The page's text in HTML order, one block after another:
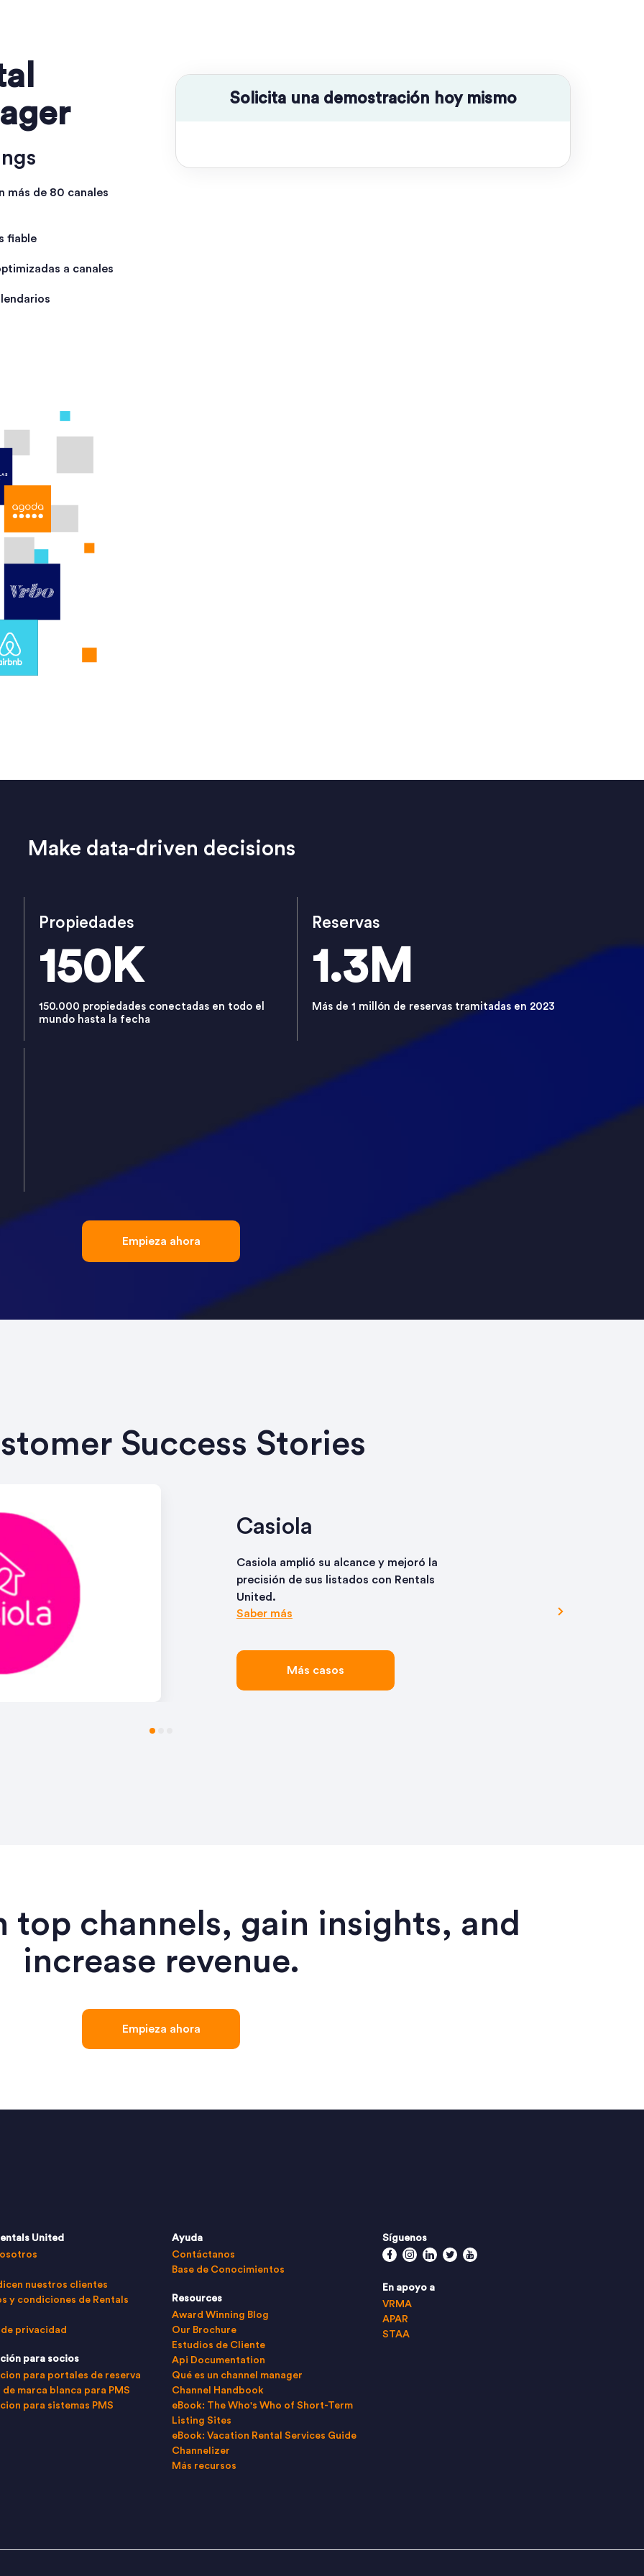
más de 80 canales
fiable
a canales
Solicita una demostración hoy mismo
Make data-driven decisions
Propiedades
150K
150.000 propiedades conectadas en todo el
mundo hasta la fecha
Reservas
1.3M
Más de 1 millón de reservas tramitadas en 2023
Empieza ahora
Success Stories
Casiola
Casiola amplió su alcance y mejoró la
precisión de sus listados con Rentals
United.
Saber más
Más casos
top channels, gain insights, and
increase revenue.
Empieza ahora
United
nuestros clientes
y condiciones de Rentals
privacidad
para socios
para portales de reserva
de marca blanca para PMS
para sistemas PMS
Ayuda
Contáctanos
Base de Conocimientos
Resources
Award Winning Blog
Our Brochure
Estudios de Cliente
Api Documentation
Qué es un channel manager
Channel Handbook
eBook: The Who's Who of Short-Term
Listing Sites
eBook: Vacation Rental Services Guide
Channelizer
Más recursos
Síguenos
FacebookInstagram
LinkedinTwitter
En apoyo a
VRMA
APAR
STAA